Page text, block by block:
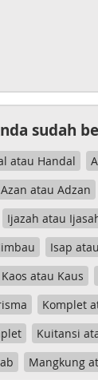
sudah
atau Handal
Azan atau Adzan
Ijazah atau
Isap
Kaos atau Kaus
Komplet
Kuitansi
Mangkung